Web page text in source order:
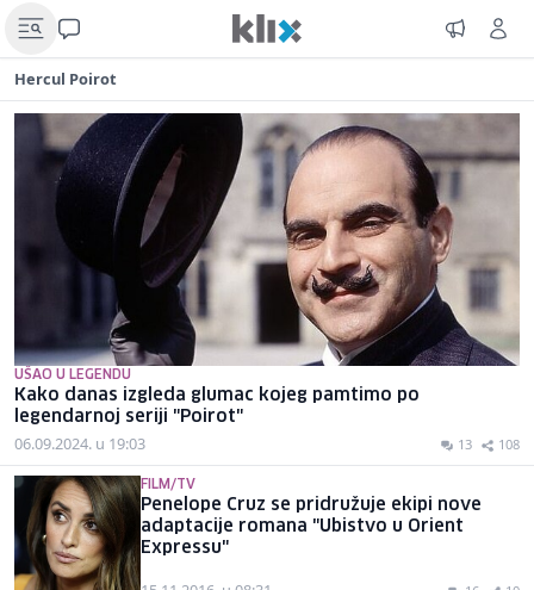
Hercul Poirot
UŠAO U LEGENDU
Kako danas izgleda glumac kojeg pamtimo po
legendarnoj seriji "Poirot"
06.09.2024. u 19:03 13 108
FILM/TV
Penelope Cruz se pridružuje ekipi nove
adaptacije romana "Ubistvo u Orient
Expressu"